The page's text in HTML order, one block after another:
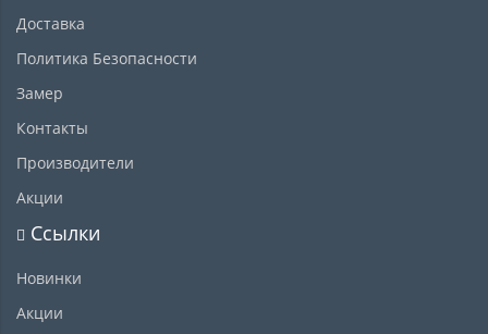
Доставка
Политика Безопасности
Замер
Контакты
Производители
Акции
Ссылки
Новинки
Акции